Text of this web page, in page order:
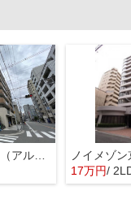
ARCADIA INN（アルカディアイン） 明治小学校区
ノイメゾ
17万円/